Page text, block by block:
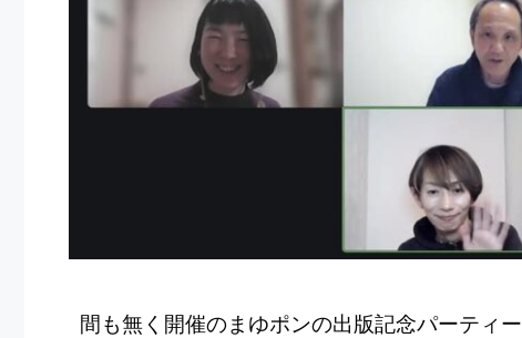
間も無く開催のまゆポンの出版記念パーティー